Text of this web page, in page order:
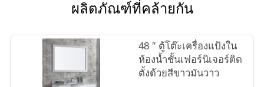
เสนอ
ผลิตภัณฑ์ที่คล้ายกัน
48 ′′ ตู้โต๊ะเครื่องแป้งใน
ห้องน้ำชั้นเฟอร์นิเจอร์ติด
ตั้งด้วยสีขาวมันวาว